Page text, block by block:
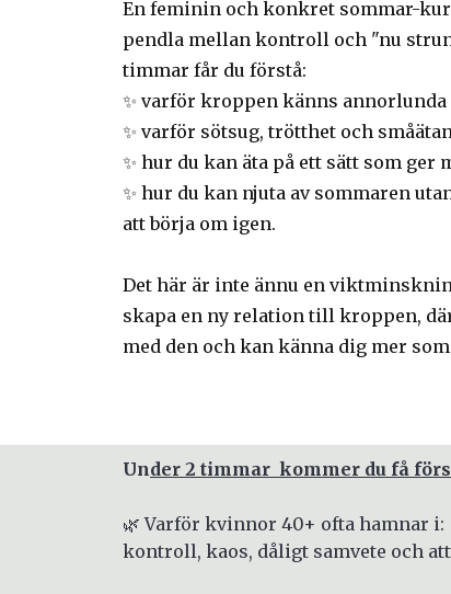
En feminin och konkret sommar-
pendla mellan kontroll och "nu
timmar får du förstå:
✨ varför kroppen känns annorlunda
✨ varför sötsug, trötthet och
✨ hur du kan äta på ett sätt som ger
✨ hur du kan njuta av sommaren
att börja om igen.
Det här är inte ännu en
skapa en ny relation till kroppen,
med den och kan känna dig mer
Under 2 timmar kommer du få
🌿 Varför kvinnor 40+ ofta hamnar i:
kontroll, kaos, dåligt samvete och